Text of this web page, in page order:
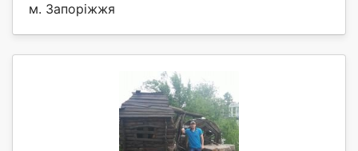
м. Запоріжжя